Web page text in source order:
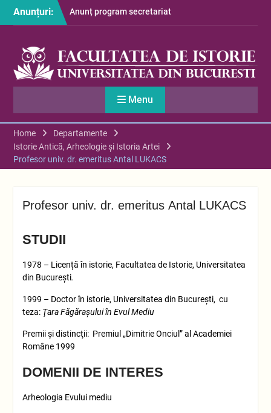
Anunțuri:
Anunț program secretariat
– luna august
2026
S-au afișat informațiile
despre cazarea studenților
în anul universitar 2026-
Menu
Home
Departamente
Istorie Antică, Arheologie și Istoria Artei
Profesor univ. dr. emeritus Antal LUKACS
Profesor univ. dr. emeritus Antal LUKACS
STUDII
1978 – Licență în istorie, Facultatea de Istorie, Universitatea
din Bucureşti.
1999 – Doctor în istorie, Universitatea din București, cu
teza: Ţara Făgăraşului în Evul Mediu
Premii şi distincţii: Premiul „Dimitrie Onciul” al Academiei
Române 1999
DOMENII DE INTERES
Arheologia Evului mediu